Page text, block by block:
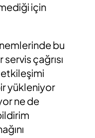
için
bu
çağrısı
etkileşimi
yükleniyor
ne de